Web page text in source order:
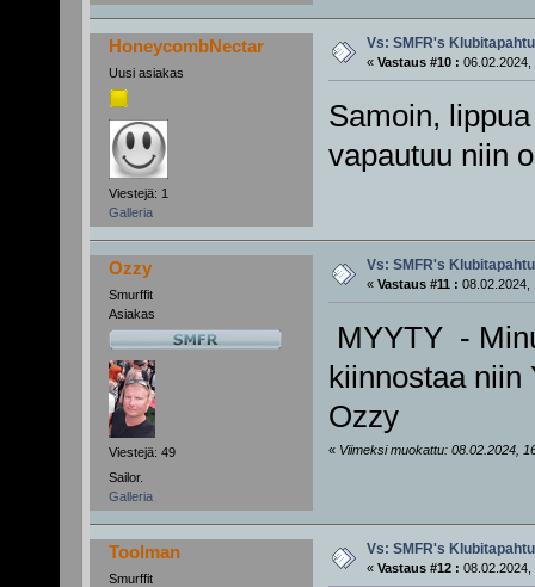
HoneycombNectar
Uusi asiakas
Viestejä: 1
Galleria
Vs: SMFR's
« Vastaus #10 : 06.02.2024,
Samoin,
vapautuu niin
Ozzy
Smurffit
Asiakas
Viestejä: 49
Sailor.
Galleria
Vs: SMFR's
« Vastaus #11 : 08.02.2024,
MYYTY -
kiinnostaa niin
Ozzy
« Viimeksi muokattu: 08.02.2024,
Toolman
Smurffit
Vs: SMFR's
« Vastaus #12 : 08.02.2024,